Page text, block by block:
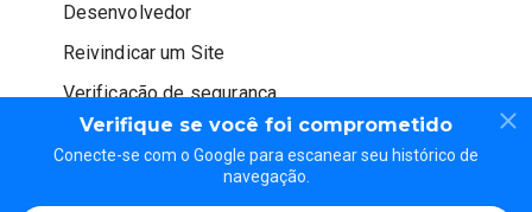
Verifique se você foi comprometido
Conecte-se com o Google para escanear seu histórico de
navegação.
Desenvolvedor
Reivindicar um Site
Verificação de segurança